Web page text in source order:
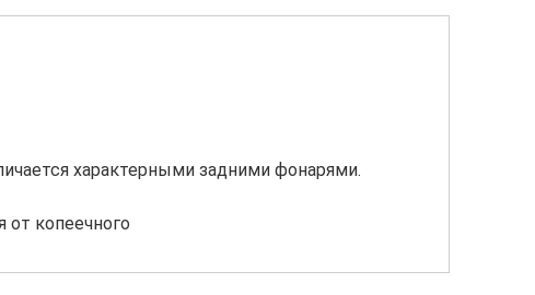
характерными задними фонарями.
от копеечного